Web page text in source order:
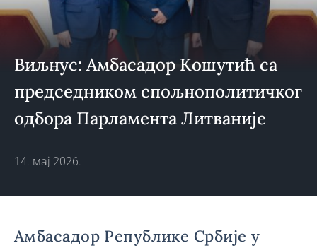
Виљнус: Амбасадор Кошутић са
председником спољнополитичког
одбора Парламента Литваније
14. мај 2026.
Амбасадор Републике Србије у